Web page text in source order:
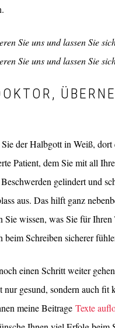
Sie uns und lassen Sie
Sie uns und lassen Sie
der Halbgott in Weiß, dort
Patient, dem Sie mit all
gelindert und
aus. Das hilft ganz
Sie wissen, was Sie für
beim Schreiben sicherer
einen Schritt weiter
nur gesund, sondern auch fit
meine BeitrageTexte